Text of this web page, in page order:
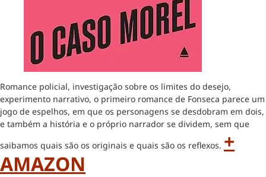
Romance policial, investigação sobre os limites do desejo,
experimento narrativo, o primeiro romance de Fonseca parece um
jogo de espelhos, em que os personagens se desdobram em dois,
e também a história e o próprio narrador se dividem, sem que
saibamos quais são os originais e quais são os reflexos. +
AMAZON